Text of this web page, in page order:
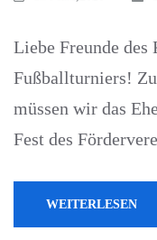
Liebe Freunde des
Fußballturniers!
müssen wir das
Fest des
WEITERLESEN